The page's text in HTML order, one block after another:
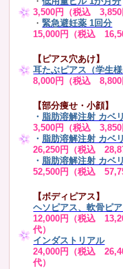
3,500円（税込 3,850
・緊急避妊薬 1回分
15,000円（税込
【ピアス穴あけ】
耳たぶピアス（学生様
8,000円（税込 8,800
【部分痩せ・小顔】
・ 脂肪溶解注射 カベ
3,500円（税込 3,850
・ 脂肪溶解注射 カベ
26,250円（税込
・ 脂肪溶解注射 カベ
52,500円（税込
【ボディピアス】
ヘソピアス、軟骨ピ
12,000円（税込
代）
インダストリアル
24,000円（税込
代）